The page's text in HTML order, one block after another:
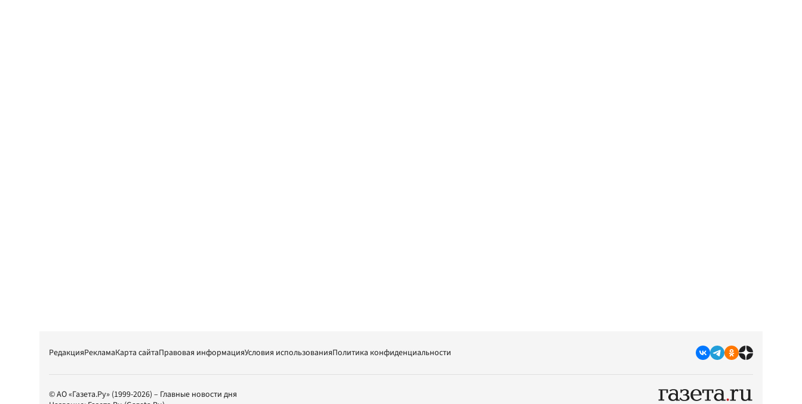
РедакцияРекламаКарта сайтаПравовая информацияУсловия использованияПолитика конфиденциальности
© АО «Газета.Ру» (1999-2026) – Главные новости дня